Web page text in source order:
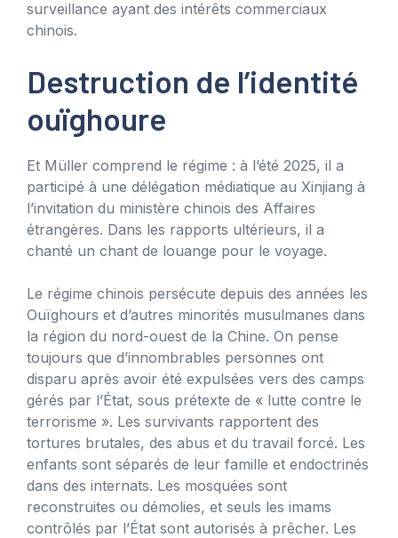
surveillance ayant des intérêts commerciaux
chinois.
Destruction de l’identité
ouïghoure
Et Müller comprend le régime : à l’été 2025, il a
participé à une délégation médiatique au Xinjiang à
l’invitation du ministère chinois des Affaires
étrangères. Dans les rapports ultérieurs, il a
chanté un chant de louange pour le voyage.
Le régime chinois persécute depuis des années les
Ouïghours et d’autres minorités musulmanes dans
la région du nord-ouest de la Chine. On pense
toujours que d’innombrables personnes ont
disparu après avoir été expulsées vers des camps
gérés par l’État, sous prétexte de « lutte contre le
terrorisme ». Les survivants rapportent des
tortures brutales, des abus et du travail forcé. Les
enfants sont séparés de leur famille et endoctrinés
dans des internats. Les mosquées sont
reconstruites ou démolies, et seuls les imams
contrôlés par l’État sont autorisés à prêcher. Les